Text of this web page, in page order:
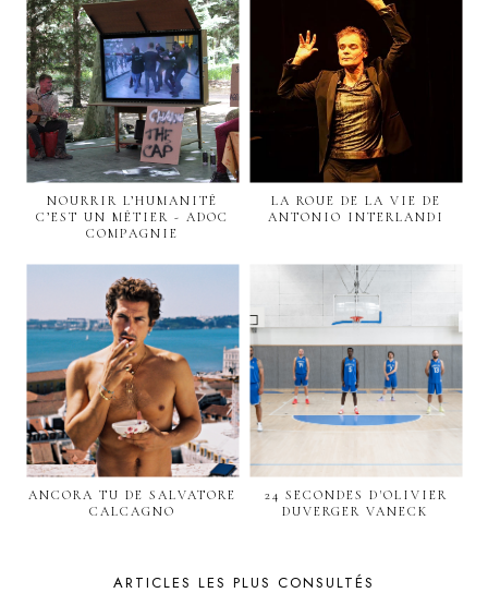
NOURRIR L’HUMANITÉ
C’EST UN MÉTIER - ADOC
COMPAGNIE
LA ROUE DE LA VIE DE
ANTONIO INTERLANDI
ANCORA TU DE SALVATORE
CALCAGNO
24 SECONDES D'OLIVIER
DUVERGER VANECK
ARTICLES LES PLUS CONSULTÉS